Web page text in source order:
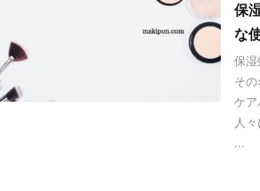
保
な
保湿
そ
ケア
人
...